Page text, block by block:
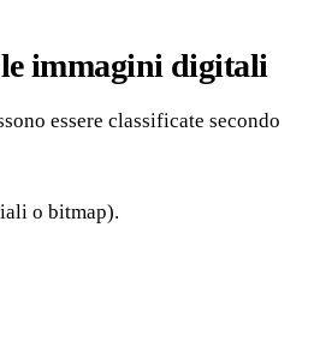
le immagini digitali
essere classificate secondo
o bitmap).